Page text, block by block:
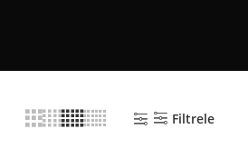
Filtrele